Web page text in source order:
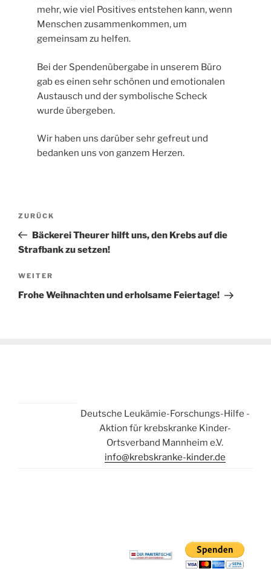
mehr, wie viel Positives entstehen kann, wenn
Menschen zusammenkommen, um
gemeinsam zu helfen.
Bei der Spendenübergabe in unserem Büro
gab es einen sehr schönen und emotionalen
Austausch und der symbolische Scheck
wurde übergeben.
Wir haben uns darüber sehr gefreut und
bedanken uns von ganzem Herzen.
Beitragsnavigation
Vorheriger
Beitrag
ZURÜCK
Bäckerei Theurer hilft uns, den Krebs auf die
Strafbank zu setzen!
Nächster
Beitrag
WEITER
Frohe Weihnachten und erholsame Feiertage!
Deutsche Leukämie-Forschungs-Hilfe -
Aktion für krebskranke Kinder-
Ortsverband Mannheim e.V.
info@krebskranke-kinder.de